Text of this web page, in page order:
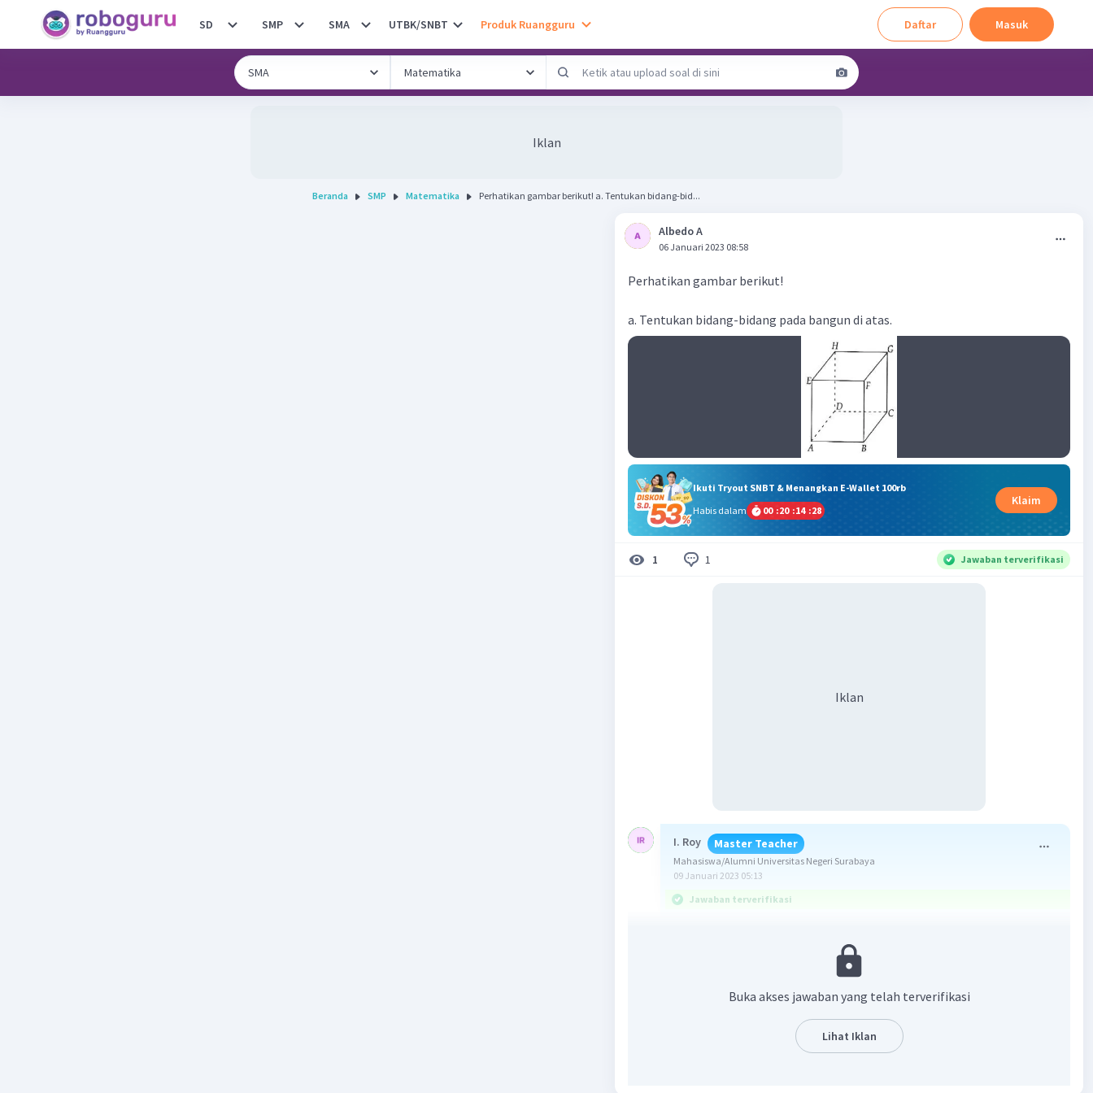
SD SMP SMA UTBK/SNBT Produk Ruangguru Daftar Masuk
Iklan
Beranda SMP Matematika Perhatikan gambar berikut! a. Tentukan bidang-bid...
Albedo A
06 Januari 2023 08:58
Perhatikan gambar berikut!
a. Tentukan bidang-bidang pada bangun di atas.
Ikuti Tryout SNBT & Menangkan E-Wallet 100rb
Habis dalam
00 :20 :14 :27
Klaim
1 1 Jawaban terverifikasi
Iklan
I. Roy Master Teacher
Mahasiswa/Alumni Universitas Negeri Surabaya
09 Januari 2023 05:13
Jawaban terverifikasi
Bidang adalah kumpulan dari tiga buah garis atau lebih yang
Maka bidang dari bangun di tersebut adalah
Buka akses jawaban yang telah terverifikasi
Lihat Iklan